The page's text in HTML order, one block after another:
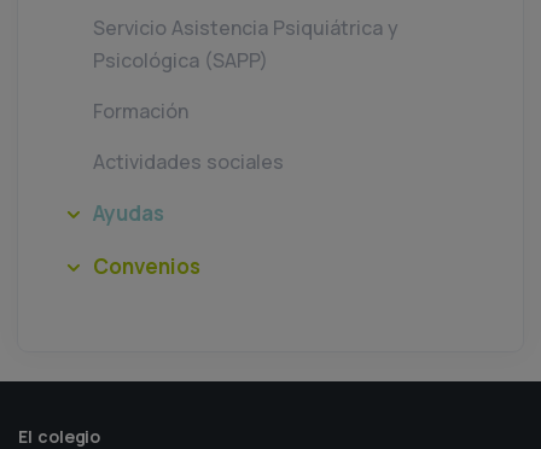
Servicio Asistencia Psiquiátrica y
Psicológica (SAPP)
Formación
Actividades sociales
Ayudas
Convenios
El colegio